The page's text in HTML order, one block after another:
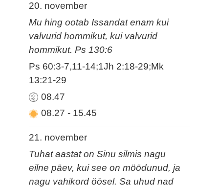
20. november
Mu hing ootab Issandat enam kui
valvurid hommikut, kui valvurid
hommikut. Ps 130:6
Ps 60:3-7,11-14;1Jh 2:18-29;Mk
13:21-29
08.47
08.27- 15.45
21. november
Tuhat aastat on Sinu silmis nagu
eilne päev, kui see on möödunud, ja
nagu vahikord öösel. Sa uhud nad